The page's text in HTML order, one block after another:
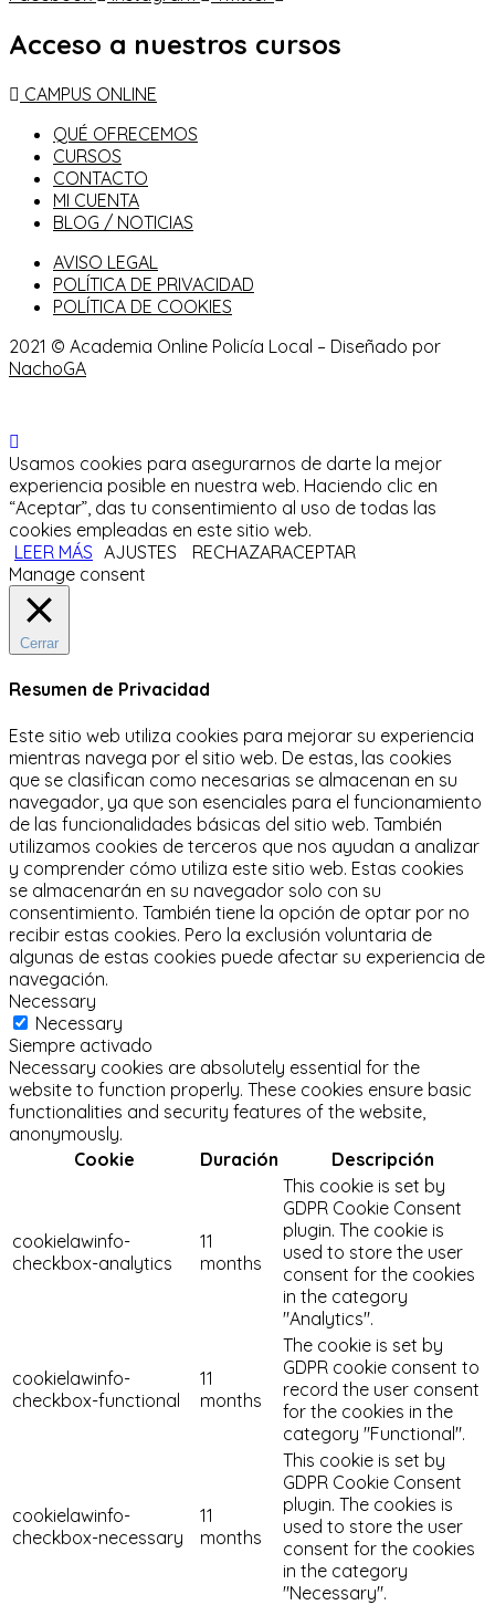
Acceso a nuestros cursos
CAMPUS ONLINE
QUÉ OFRECEMOS
CURSOS
CONTACTO
MI CUENTA
BLOG / NOTICIAS
AVISO LEGAL
POLÍTICA DE PRIVACIDAD
POLÍTICA DE COOKIES
2021 © Academia Online Policía Local – Diseñado por
NachoGA
Usamos cookies para asegurarnos de darte la mejor
experiencia posible en nuestra web. Haciendo clic en
“Aceptar”, das tu consentimiento al uso de todas las
cookies empleadas en este sitio web.
LEER MÁS AJUSTES RECHAZARACEPTAR
Manage consent
Cerrar
Resumen de Privacidad
Este sitio web utiliza cookies para mejorar su experiencia
mientras navega por el sitio web. De estas, las cookies
que se clasifican como necesarias se almacenan en su
navegador, ya que son esenciales para el funcionamiento
de las funcionalidades básicas del sitio web. También
utilizamos cookies de terceros que nos ayudan a analizar
y comprender cómo utiliza este sitio web. Estas cookies
se almacenarán en su navegador solo con su
consentimiento. También tiene la opción de optar por no
recibir estas cookies. Pero la exclusión voluntaria de
algunas de estas cookies puede afectar su experiencia de
navegación.
Necessary
Necessary
Siempre activado
Necessary cookies are absolutely essential for the
website to function properly. These cookies ensure basic
functionalities and security features of the website,
anonymously.
Cookie
Duración Descripción
cookielawinfo-
checkbox-analytics
11
months
This cookie is set by
GDPR Cookie Consent
plugin. The cookie is
used to store the user
consent for the cookies
in the category
"Analytics".
cookielawinfo-
checkbox-functional
11
months
The cookie is set by
GDPR cookie consent to
record the user consent
for the cookies in the
category "Functional".
cookielawinfo-
checkbox-necessary
11
months
This cookie is set by
GDPR Cookie Consent
plugin. The cookies is
used to store the user
consent for the cookies
in the category
"Necessary".